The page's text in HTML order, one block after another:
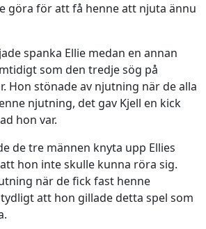
göra för att få henne att njuta ännu
spanka Ellie medan en annan
som den tredje sög på
Hon stönade av njutning när de alla
njutning, det gav Kjell en kick
hon var.
de tre männen knyta upp Ellies
hon inte skulle kunna röra sig.
när de fick fast henne
att hon gillade detta spel som